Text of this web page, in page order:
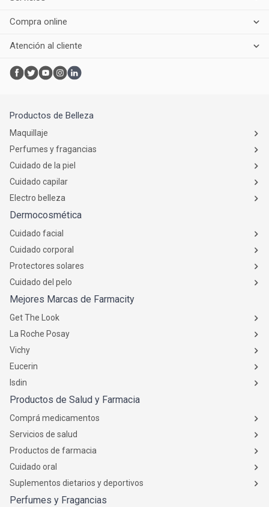
Compra online
Atención al cliente
Productos de Belleza
Maquillaje
Perfumes y fragancias
Cuidado de la piel
Cuidado capilar
Electro belleza
Dermocosmética
Cuidado facial
Cuidado corporal
Protectores solares
Cuidado del pelo
Mejores Marcas de Farmacity
Get The Look
La Roche Posay
Vichy
Eucerin
Isdin
Productos de Salud y Farmacia
Comprá medicamentos
Servicios de salud
Productos de farmacia
Cuidado oral
Suplementos dietarios y deportivos
Perfumes y Fragancias